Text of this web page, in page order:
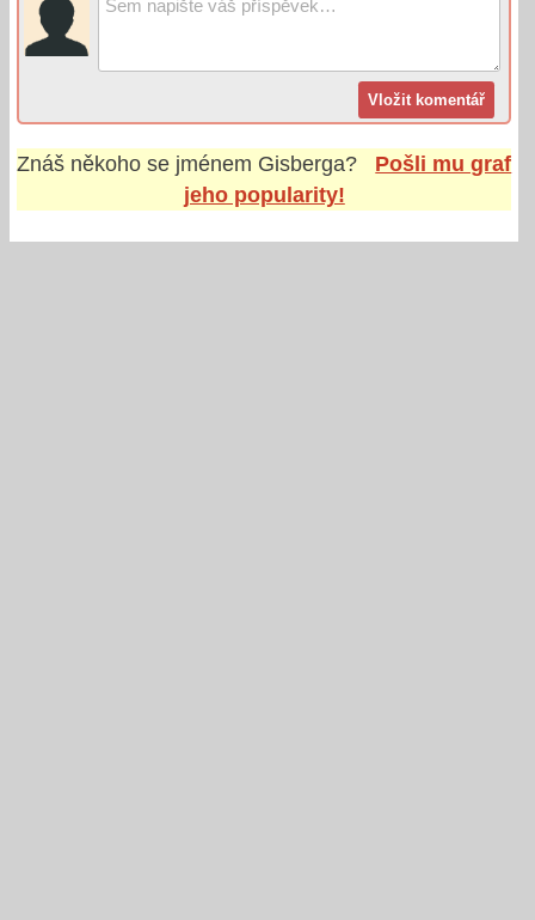
Znáš někoho se jménem Gisberga?
Pošli mu graf
jeho popularity!